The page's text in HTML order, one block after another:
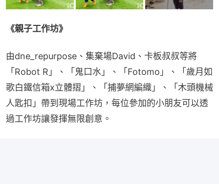
《親子工作坊》
由dne_repurpose、集棄場David、卡板叔叔等將
「Robot R」、「鬼口水」、「Fotomo」、「歲月如
歌白鐵信箱x立體摺」、「捕夢網編織」、「木頭機械
人匙扣」帶到現場工作坊，每位參加的小朋友可以透
過工作坊讓發揮無限創意。